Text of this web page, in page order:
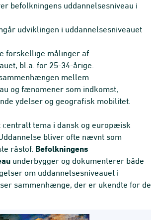
befolkningens uddannelsesniveau i
udviklingen i uddannelsesniveauet
forskellige målinger af
bl.a. for 25-34-årige.
mellem
og fænomener som indkomst,
ydelser og geografisk mobilitet.
centralt tema i dansk og europæisk
bliver ofte nævnt som
råstof. Befolkningens
underbygger og dokumenterer både
om uddannelsesniveauet i
sammenhænge, der er ukendte for de